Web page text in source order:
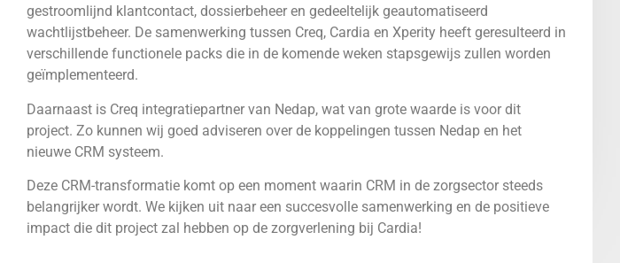
gestroomlijnd klantcontact, dossierbeheer en gedeeltelijk geautomatiseerd
wachtlijstbeheer. De samenwerking tussen Creq, Cardia en Xperity heeft geresulteerd in
verschillende functionele packs die in de komende weken stapsgewijs zullen worden
geïmplementeerd.
Daarnaast is Creq integratiepartner van Nedap, wat van grote waarde is voor dit
project. Zo kunnen wij goed adviseren over de koppelingen tussen Nedap en het
nieuwe CRM systeem.
Deze CRM-transformatie komt op een moment waarin CRM in de zorgsector steeds
belangrijker wordt. We kijken uit naar een succesvolle samenwerking en de positieve
impact die dit project zal hebben op de zorgverlening bij Cardia!